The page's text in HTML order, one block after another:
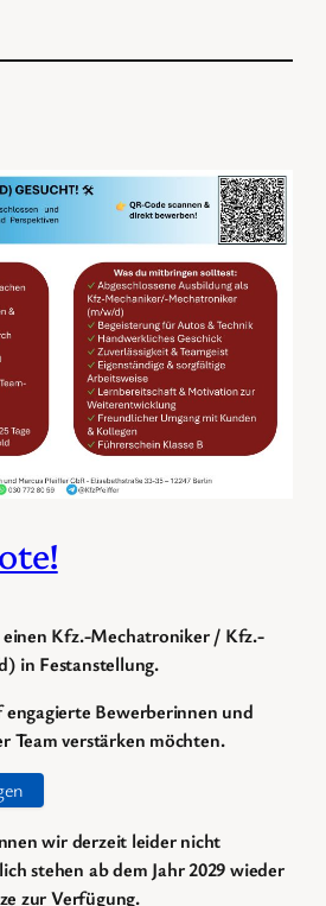
Kfz.-Mechatroniker / Kfz.-
in Festanstellung.
Bewerberinnen und
Team verstärken möchten.
wir derzeit leider nicht
stehen ab dem Jahr 2029 wieder
zur Verfügung.